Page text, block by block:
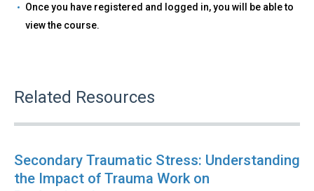
Once you have registered and logged in, you will be able to
view the course.
Related Resources
Secondary Traumatic Stress: Understanding
the Impact of Trauma Work on